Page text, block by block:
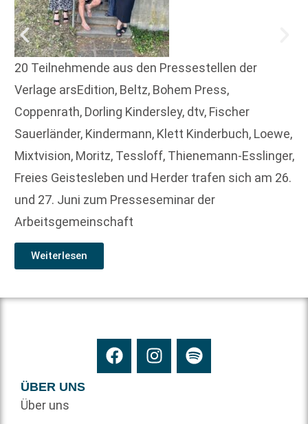
20 Teilnehmende aus den Pressestellen der
Verlage arsEdition, Beltz, Bohem Press,
Coppenrath, Dorling Kindersley, dtv, Fischer
Sauerländer, Kindermann, Klett Kinderbuch, Loewe,
Mixtvision, Moritz, Tessloff, Thienemann-Esslinger,
Freies Geistesleben und Herder trafen sich am 26.
und 27. Juni zum Presseseminar der
Arbeitsgemeinschaft
Weiterlesen
ÜBER UNS
Über uns